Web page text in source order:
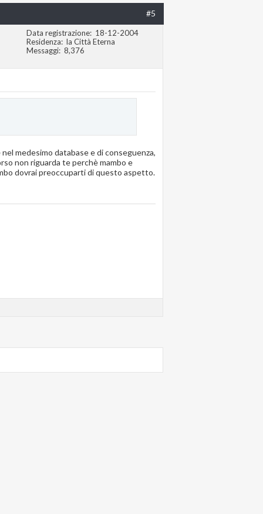
#5
Data registrazione
18-12-2004
Residenza
la Città Eterna
Messaggi 8,376
medesimo database e di conseguenza,
non riguarda te perchè mambo e
dovrai preoccuparti di questo aspetto.